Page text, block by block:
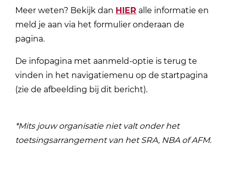
Meer weten? Bekijk dan HIER alle informatie en
meld je aan via het formulier onderaan de
pagina.
De infopagina met aanmeld-optie is terug te
vinden in het navigatiemenu op de startpagina
(zie de afbeelding bij dit bericht).
*Mits jouw organisatie niet valt onder het
toetsingsarrangement van het SRA, NBA of AFM.